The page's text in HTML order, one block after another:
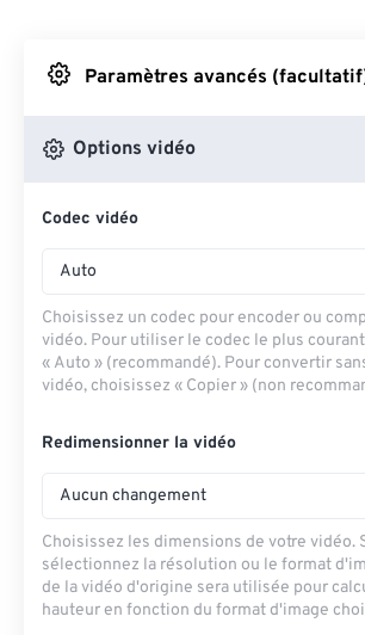
Depuis Google Drive
Depuis OneDrive
Paramètres avancés
Options vidéo
Codec vidéo
Auto
Choisissez un codec pour encoder ou
vidéo. Pour utiliser le codec le plus
« Auto » (recommandé). Pour convertir
vidéo, choisissez « Copier » (non
Redimensionner la vidéo
Aucun changement
Choisissez les dimensions de votre vidéo.
sélectionnez la résolution ou le format
de la vidéo d'origine sera utilisée pour
hauteur en fonction du format d'image